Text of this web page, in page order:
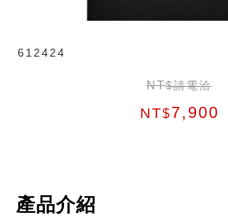
612424
NT$請電洽
NT$7,900
產品介紹